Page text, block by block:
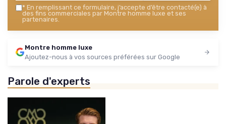
* En remplissant ce formulaire, j’accepte d’être contacté(e) à
des fins commerciales par Montre homme luxe et ses
partenaires.
Montre homme luxe
Ajoutez-nous à vos sources préférées sur Google
Parole d'experts